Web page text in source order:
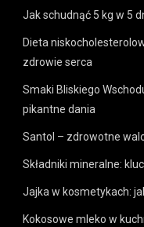
Jak schudnąć 5 kg w 5
Dieta
zdrowie serca
Smaki Bliskiego
pikantne dania
Santol – zdrowotne
Składniki mineralne:
Jajka w kosmetykach:
Kokosowe mleko w